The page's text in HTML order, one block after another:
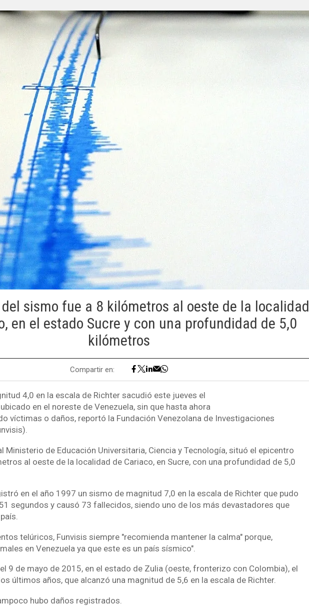
sismo fue a 8 kilómetros al oeste de la localidad
en el estado Sucre y con una profundidad de 5,0
kilómetros
Compartir en:
4,0 en la escala de Richter sacudió este jueves el
en el noreste de Venezuela, sin que hasta ahora
víctimas o daños, reportó la Fundación Venezolana de Investigaciones
Ministerio de Educación Universitaria, Ciencia y Tecnología, situó el epicentro
al oeste de la localidad de Cariaco, en Sucre, con una profundidad de 5,0
en el año 1997 un sismo de magnitud 7,0 en la escala de Richter que pudo
segundos y causó 73 fallecidos, siendo uno de los más devastadores que
telúricos, Funvisis siempre "recomienda mantener la calma" porque,
en Venezuela ya que este es un país sísmico".
9 de mayo de 2015, en el estado de Zulia (oeste, fronterizo con Colombia), el
últimos años, que alcanzó una magnitud de 5,6 en la escala de Richter.
hubo daños registrados.